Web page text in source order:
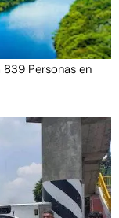
Personas en